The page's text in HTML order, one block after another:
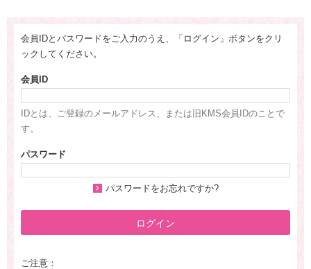
会員IDとパスワードをご入力のうえ、「ログイン」ボタンをクリ
ックしてください。
会員ID
IDとは、ご登録のメールアドレス、または旧KMS会員IDのことで
す。
パスワード
パスワードをお忘れですか?
ログイン
ご注意：